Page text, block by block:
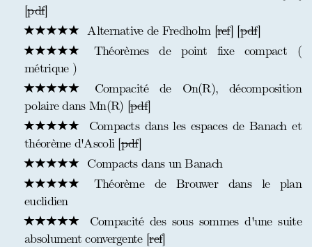
[pdf]
Alternative de Fredholm [ref] [pdf]
Théorèmes de point fixe compact (
métrique )
Compacité de On(R), décomposition
polaire dans Mn(R) [pdf]
Compacts dans les espaces de Banach et
théorème d'Ascoli [pdf]
Compacts dans un Banach
Théorème de Brouwer dans le plan
euclidien
Compacité des sous sommes d'une suite
absolument convergente [ref]